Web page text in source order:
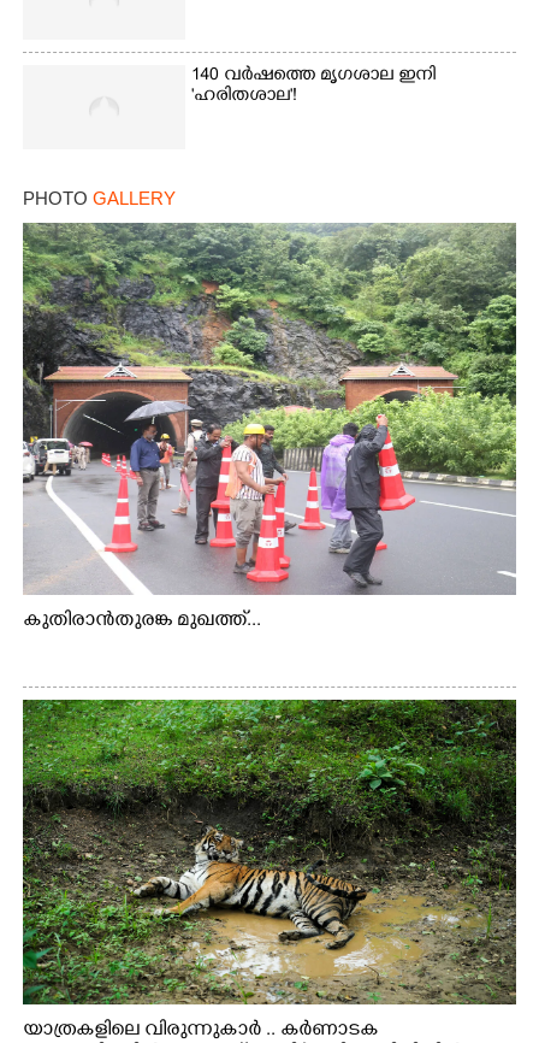
140 വർഷത്തെ മൃഗശാല ഇനി
'ഹരിതശാല'!
PHOTO GALLERY
കുതിരാൻതുരങ്ക മുഖത്ത്...
യാത്രകളിലെ വിരുന്നുകാർ .. കർണാടക